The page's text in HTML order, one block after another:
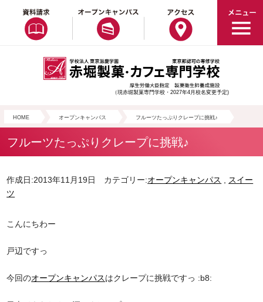
（現赤堀製菓専門学校・2027年4月校名変更予定)
HOME オープンキャンパス フルーツたっぷりクレープに挑戦♪
フルーツたっぷりクレープに挑戦♪
作成日:2013年11月19日 カテゴリー:オープンキャンパス , スイー
ツ
こんにちわー
戸辺ですっ
今回のオープンキャンパスはクレープに挑戦ですっ :b8: